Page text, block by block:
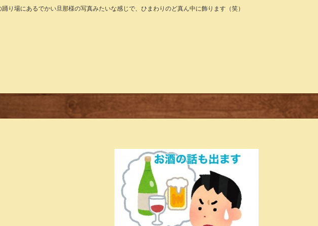
り場にあるでかい旦那様の写真みたいな感じで、ひまわりのど真ん中に飾ります（笑）